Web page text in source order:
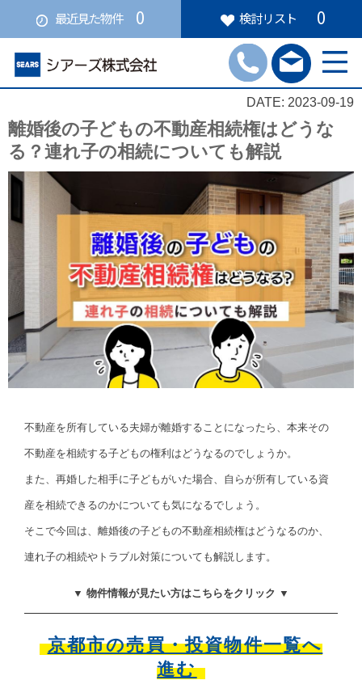
最近見た物件 0 検討リスト 0
DATE: 2023-09-19
離婚後の子どもの不動産相続権はどうな
る？連れ子の相続についても解説
不動産を所有している夫婦が離婚することになったら、本来その
不動産を相続する子どもの権利はどうなるのでしょうか。
また、再婚した相手に子どもがいた場合、自らが所有している資
産を相続できるのかについても気になるでしょう。
そこで今回は、離婚後の子どもの不動産相続権はどうなるのか、
連れ子の相続やトラブル対策についても解説します。
▼ 物件情報が見たい方はこちらをクリック ▼
京都市の売買・投資物件一覧へ
進む